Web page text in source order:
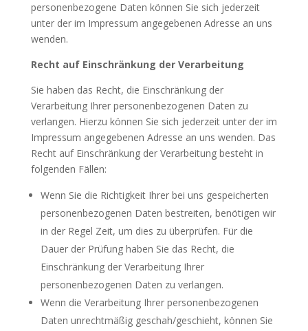
personenbezogene Daten können Sie sich jederzeit
unter der im Impressum angegebenen Adresse an uns
wenden.
Recht auf Einschränkung der Verarbeitung
Sie haben das Recht, die Einschränkung der
Verarbeitung Ihrer personenbezogenen Daten zu
verlangen. Hierzu können Sie sich jederzeit unter der im
Impressum angegebenen Adresse an uns wenden. Das
Recht auf Einschränkung der Verarbeitung besteht in
folgenden Fällen:
Wenn Sie die Richtigkeit Ihrer bei uns gespeicherten
personenbezogenen Daten bestreiten, benötigen wir
in der Regel Zeit, um dies zu überprüfen. Für die
Dauer der Prüfung haben Sie das Recht, die
Einschränkung der Verarbeitung Ihrer
personenbezogenen Daten zu verlangen.
Wenn die Verarbeitung Ihrer personenbezogenen
Daten unrechtmäßig geschah/geschieht, können Sie